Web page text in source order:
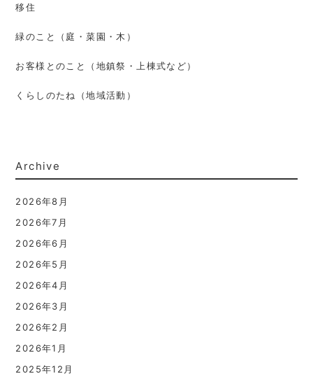
移住
緑のこと（庭・菜園・木）
お客様とのこと（地鎮祭・上棟式など）
くらしのたね（地域活動）
Archive
2026年8月
2026年7月
2026年6月
2026年5月
2026年4月
2026年3月
2026年2月
2026年1月
2025年12月